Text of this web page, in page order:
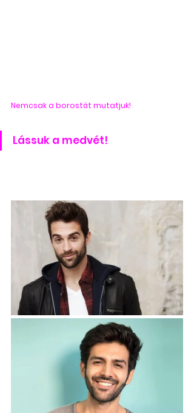
Nemcsak a borostát mutatjuk!
Lássuk a medvét!